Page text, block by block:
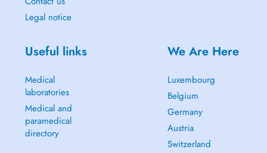
Legal notice
Useful links
Medical
laboratories
Medical and
paramedical
directory
We Are Here
Luxembourg
Belgium
Germany
Austria
Switzerland